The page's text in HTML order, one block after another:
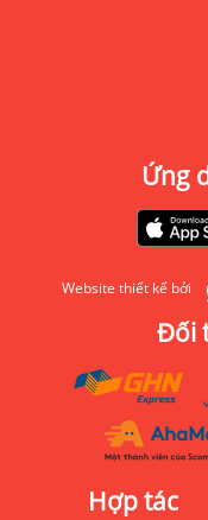
Ứng
Website thiết kế bởi
Đối
Hợp tác